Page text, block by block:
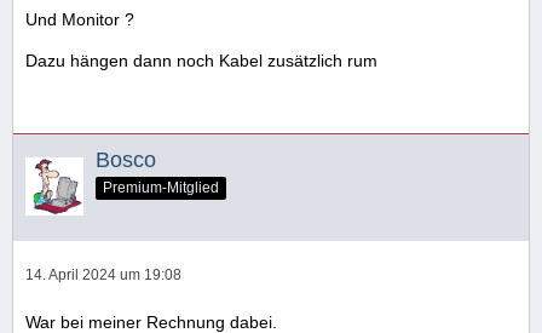
Und Monitor ?
Dazu hängen dann noch Kabel zusätzlich rum
Bosco
Premium-Mitglied
14. April 2024 um 19:08
War bei meiner Rechnung dabei.